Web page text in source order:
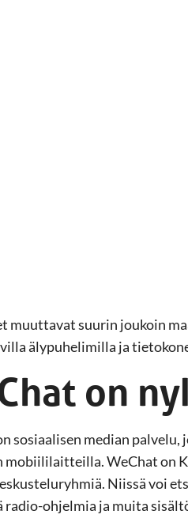
muuttavat suurin joukoin
älypuhelimilla ja
on
sosiaalisen median
mobiililaitteilla. WeChat on
Niissä voi
ohjelmia ja muita